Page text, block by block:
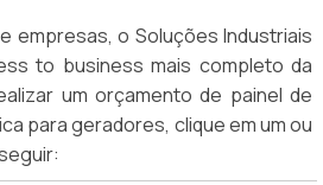
empresas, o Soluções Industriais
to business mais completo da
um orçamento de painel de
para geradores, clique em um ou